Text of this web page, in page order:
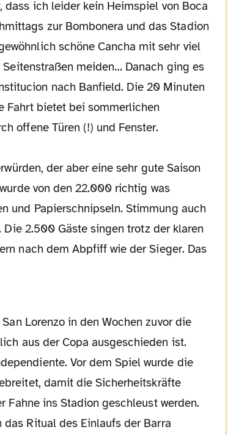
zur Bombonera und das Stadion
schöne Cancha mit sehr viel
meiden… Danach ging es
nach Banfield. Die 20 Minuten
Fahrt bietet bei sommerlichen
offene Türen (!) und Fenster.
der aber eine sehr gute Saison
von den 22.000 richtig was
und Papierschnipseln. Stimmung auch
2.500 Gäste singen trotz der klaren
nach dem Abpfiff wie der Sieger. Das
aus der Copa ausgeschieden ist.
Vor dem Spiel wurde die
damit die Sicherheitskräfte
Fahne ins Stadion geschleust werden.
das Ritual des Einlaufs der Barra